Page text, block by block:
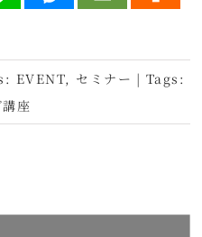
EVENT, セミナー | Tags:
座